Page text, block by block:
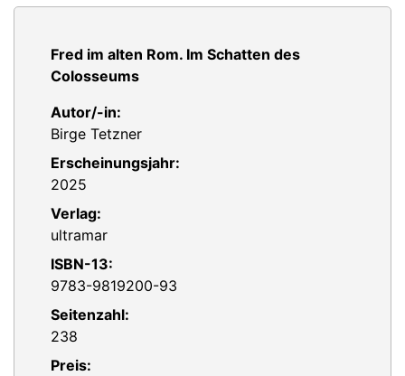
Fred im alten Rom. Im Schatten des
Colosseums
Autor/-in:
Birge Tetzner
Erscheinungsjahr:
2025
Verlag:
ultramar
ISBN-13:
9783-9819200-93
Seitenzahl:
238
Preis: